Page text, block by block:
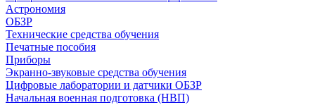
Астрономия
ОБЗР
Технические средства обучения
Печатные пособия
Приборы
Экранно-звуковые средства обучения
Цифровые лаборатории и датчики ОБЗР
Начальная военная подготовка (НВП)